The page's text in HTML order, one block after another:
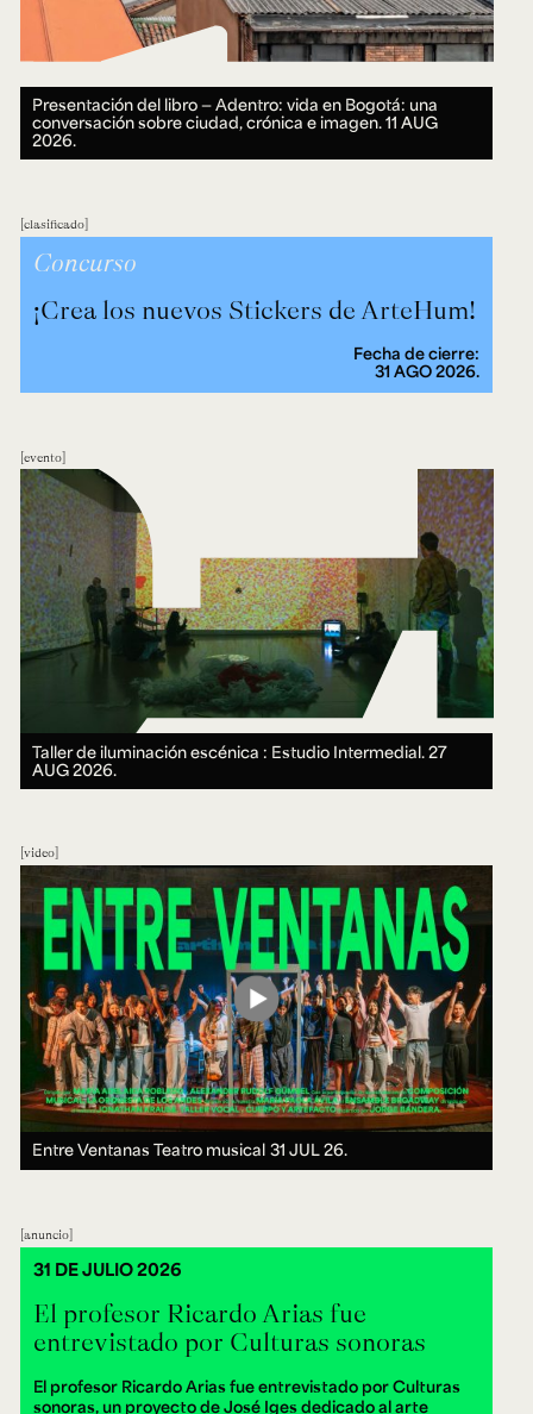
Presentación del libro — Adentro: vida en Bogotá: una
conversación sobre ciudad, crónica e imagen.11 AUG
2026.
clasificado
Concurso
¡Crea los nuevos Stickers de ArteHum!
Fecha de cierre:
31 AGO 2026.
evento
Taller de iluminación escénica : Estudio Intermedial.27
AUG 2026.
video
Entre Ventanas Teatro musical 31 JUL 26.
anuncio
El profesor Ricardo Arias fue
entrevistado por Culturas sonoras
El profesor Ricardo Arias fue entrevistado por Culturas
sonoras, un proyecto de José Iges dedicado al arte
31 DE JULIO 2026